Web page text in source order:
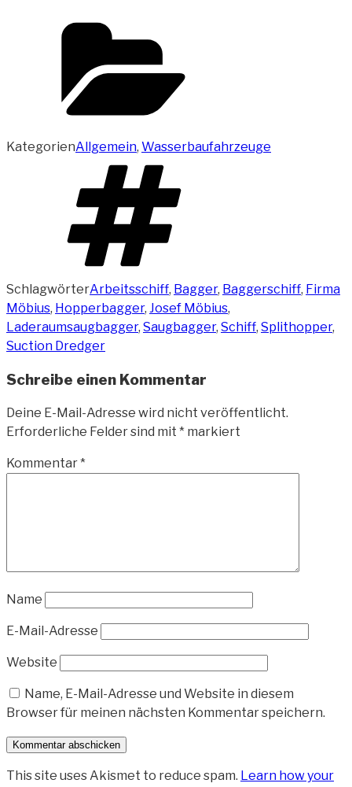
KategorienAllgemein, Wasserbaufahrzeuge
SchlagwörterArbeitsschiff, Bagger, Baggerschiff, Firma
Möbius, Hopperbagger, Josef Möbius,
Laderaumsaugbagger, Saugbagger, Schiff, Splithopper,
Suction Dredger
Schreibe einen Kommentar
Deine E-Mail-Adresse wird nicht veröffentlicht.
Erforderliche Felder sind mit * markiert
Kommentar*
Name
E-Mail-Adresse
Website
Name, E-Mail-Adresse und Website in diesem
Browser für meinen nächsten Kommentar speichern.
This site uses Akismet to reduce spam. Learn how your